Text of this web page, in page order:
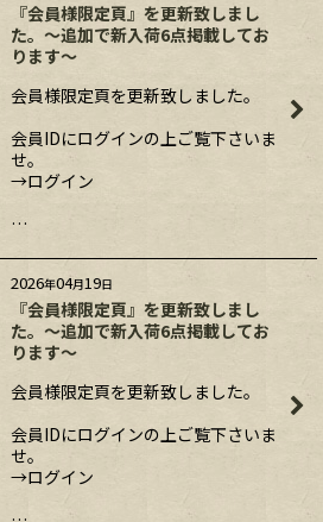
『会員様限定頁』を更新致しまし
た。～追加で新入荷6点掲載してお
ります～
会員様限定頁を更新致しました。
会員IDにログインの上ご覧下さいま
せ。
→ログイン
…
2026年04月19日
『会員様限定頁』を更新致しまし
た。～追加で新入荷6点掲載してお
ります～
会員様限定頁を更新致しました。
会員IDにログインの上ご覧下さいま
せ。
→ログイン